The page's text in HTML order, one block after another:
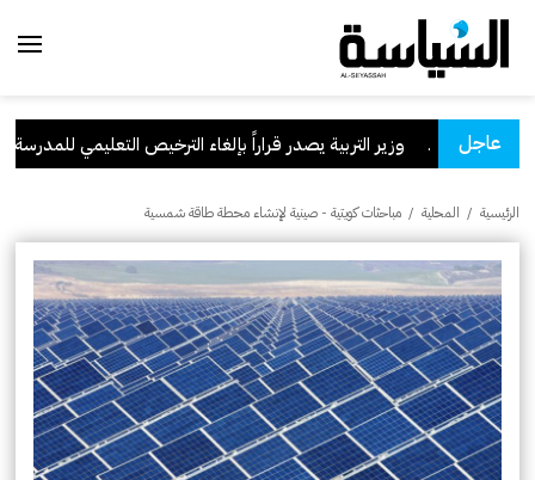
عاجل وزير التربية يصدر قراراً بإلغاء الترخيص التعليمي للمدرسة
الرئيسية / المحلية / مباحثات كويتية - صينية لإنشاء محطة طاقة شمسية